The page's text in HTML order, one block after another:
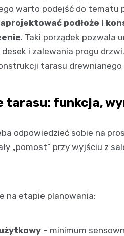
warto podejść do tematu
podłoże i
. Taki porządek pozwala
i zalewania progu
tarasu
tarasu: funkcja,
odpowiedzieć sobie na
„pomost” przy wyjściu z
na etapie planowania:
– minimum